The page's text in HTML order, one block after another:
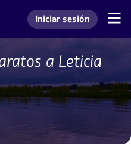
Ingresar a mi cuenta
Iniciar sesión
a Leticia